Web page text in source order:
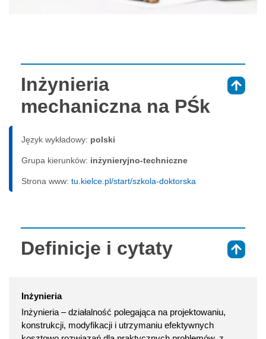
Inżynieria
mechaniczna na PŚk
Język wykładowy: polski
Grupa kierunków: inżynieryjno-techniczne
Strona www: tu.kielce.pl/start/szkola-doktorska
Definicje i cytaty
Inżynieria
Inżynieria – działalność polegająca na projektowaniu,
konstrukcji, modyfikacji i utrzymaniu efektywnych